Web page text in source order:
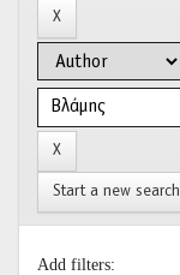
Start a new search
Add filters: